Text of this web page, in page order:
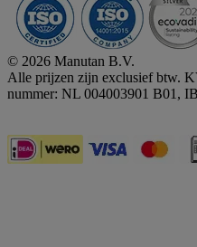
© 2026 Manutan B.V.
Alle prijzen zijn exclusief btw.
nummer: NL 004003901 B01,